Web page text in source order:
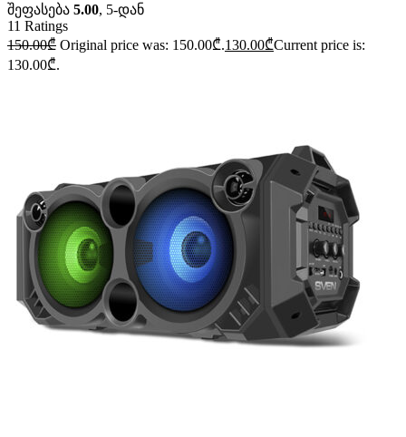
შეფასება 5.00, 5-დან
11 Ratings
150.00₾ Original price was: 150.00₾.130.00₾Current price is:
130.00₾.